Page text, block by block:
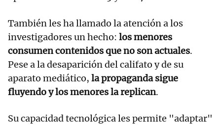
También les ha llamado la atención a los
investigadores un hecho: los menores
consumen contenidos que no son actuales.
Pese a la desaparición del califato y de su
aparato mediático, la propaganda sigue
fluyendo y los menores la replican.
Su capacidad tecnológica les permite "adaptar"